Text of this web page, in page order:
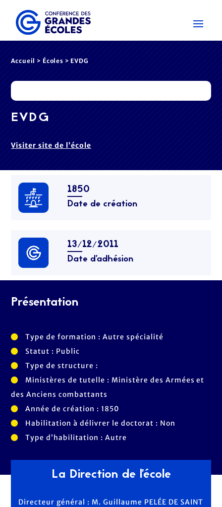
Accueil > Écoles > EVDG
EVDG
Visiter site de l’école
1850
Date de création
13/12/2011
Date d’adhésion
Présentation
Type de formation : Autre spécialité
Statut : Public
Type de structure :
Ministères de tutelle : Ministère des Armées et
des Anciens combattants
Année de création : 1850
Habilitation à délivrer le doctorat : Non
Type d’habilitation : Autre
La Direction de l'école
Directeur général : M. Guillaume PELÉE DE SAINT